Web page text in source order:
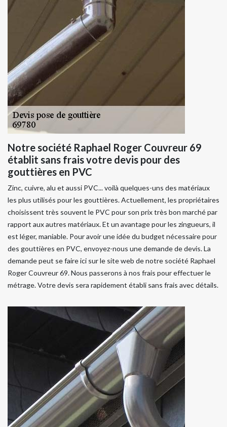
Notre société Raphael Roger Couvreur 69
établit sans frais votre devis pour des
gouttières en PVC
Zinc, cuivre, alu et aussi PVC... voilà quelques-uns des matériaux
les plus utilisés pour les gouttières. Actuellement, les propriétaires
choisissent très souvent le PVC pour son prix très bon marché par
rapport aux autres matériaux. Et un avantage pour les zingueurs, il
est léger, maniable. Pour avoir une idée du budget nécessaire pour
des gouttières en PVC, envoyez-nous une demande de devis. La
demande peut se faire ici sur le site web de notre société Raphael
Roger Couvreur 69. Nous passerons à nos frais pour effectuer le
métrage. Votre devis sera rapidement établi sans frais avec détails.